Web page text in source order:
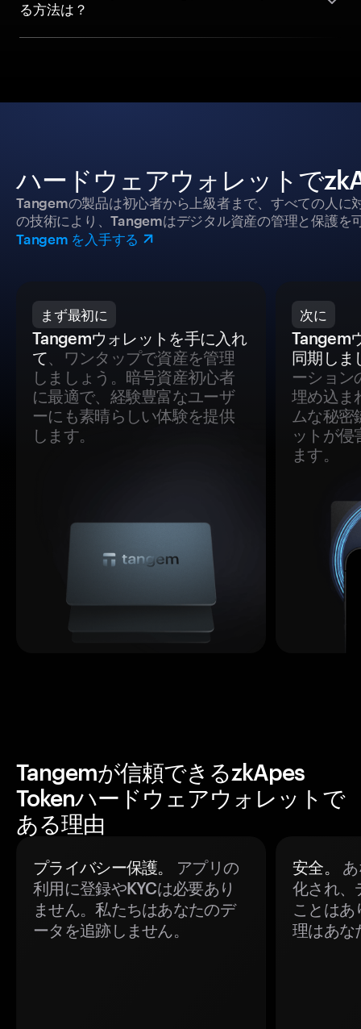
る方法は？
ハードウェアウォレットで
Tangemの製品は初心者から上級者まで、すべての人に
の技術により、Tangemはデジタル資産の管理と保護を
Tangem を入手する
まず最初に
Tangemウォレットを手に入れ
て、ワンタップで資産を管理
しましょう。暗号資産初心者
に最適で、経験豊富なユーザ
ーにも素晴らしい体験を提供
します。
次に
Tangem
同期しま
ーション
埋め込ま
ムな秘密
ットが侵
ます。
Tangemが信頼できるzkApes
Tokenハードウェアウォレットで
ある理由
プライバシー保護。
アプリの
利用に登録やKYCは必要あり
ません。私たちはあなたのデ
ータを追跡しません。
安全。
化され、
ことはあ
理はあな